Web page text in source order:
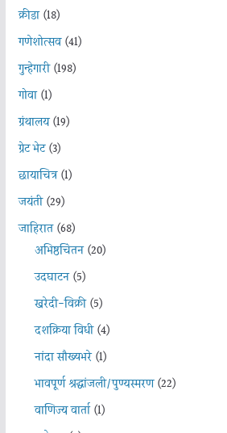
क्रीडा(18)
गणेशोत्सव(41)
गुन्हेगारी(198)
गोवा(1)
ग्रंथालय(19)
ग्रेट भेट(3)
छायाचित्र(1)
जयंती(29)
जाहिरात(68)
अभिष्ठचिंतन(20)
उदघाटन(5)
खरेदी-विक्री(5)
दशक्रिया विधी(4)
नांदा सौख्यभरे(1)
भावपूर्ण श्रद्धांजली/पुण्यस्मरण(22)
वाणिज्य वार्ता(1)